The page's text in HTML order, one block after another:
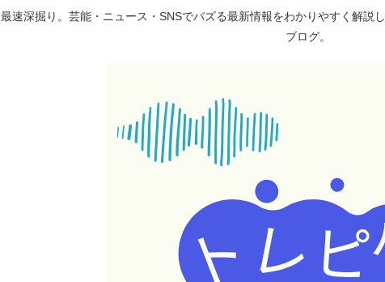
速深掘り。芸能・ニュース・SNSでバズる最新情報をわかりやすく解
ブログ。